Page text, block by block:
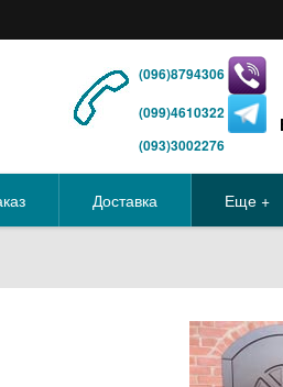
(096)8794306
(099)4610322
(093)3002276
Доставка Еще +